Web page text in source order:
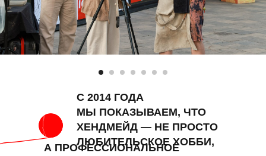
C 2014 ГОДА
МЫ ПОКАЗЫВАЕМ, ЧТО
ХЕНДМЕЙД — НЕ ПРОСТО
ЛЮБИТЕЛЬСКОЕ ХОББИ,
А ПРОФЕССИОНАЛЬНОЕ